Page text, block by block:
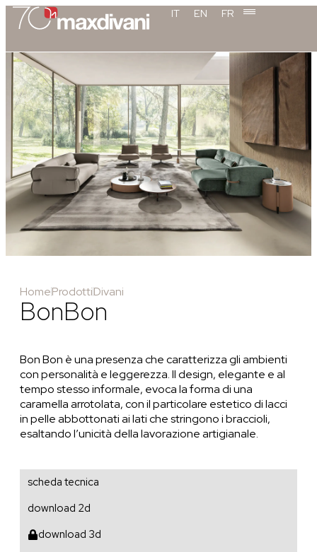
IT EN FR
HomeProdottiDivani
BonBon
Bon Bon è una presenza che caratterizza gli ambienti
con personalità e leggerezza. Il design, elegante e al
tempo stesso informale, evoca la forma di una
caramella arrotolata, con il particolare estetico di lacci
in pelle abbottonati ai lati che stringono i braccioli,
esaltando l’unicità della lavorazione artigianale.
scheda tecnica
download 2d
download 3d